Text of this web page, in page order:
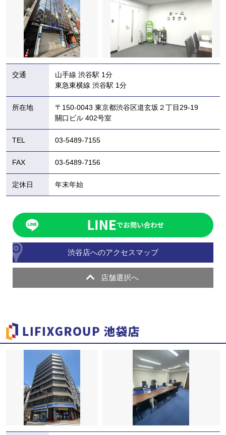
交通
山手線 渋谷駅 1分
東急東横線 渋谷駅 1分
所在地
〒150-0043 東京都渋谷区道玄坂２丁目29-19
關口ビル 402号室
TEL 03-5489-7155
FAX 03-5489-7156
定休日 年末年始
渋谷店へのアクセスマップ
店舗選択へ